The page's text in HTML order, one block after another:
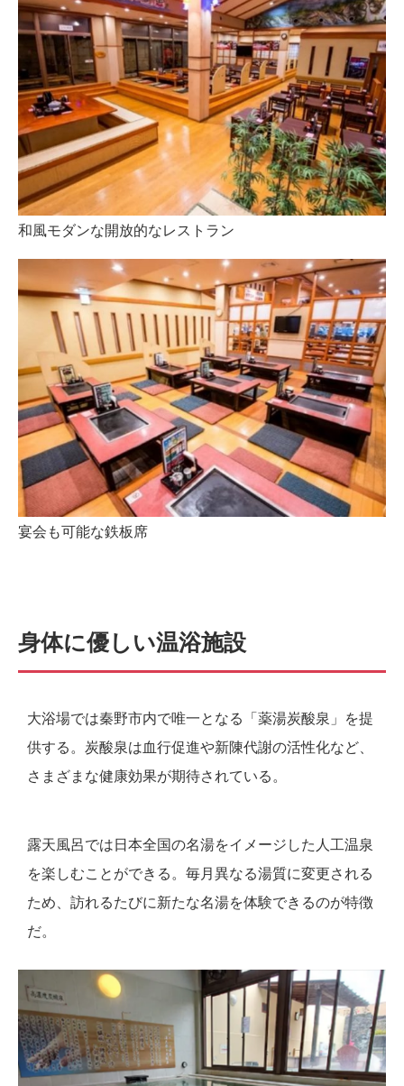
和風モダンな開放的なレストラン
宴会も可能な鉄板席
身体に優しい温浴施設
大浴場では秦野市内で唯一となる「薬湯炭酸泉」を提
供する。炭酸泉は血行促進や新陳代謝の活性化など、
さまざまな健康効果が期待されている。
露天風呂では日本全国の名湯をイメージした人工温泉
を楽しむことができる。毎月異なる湯質に変更される
ため、訪れるたびに新たな名湯を体験できるのが特徴
だ。